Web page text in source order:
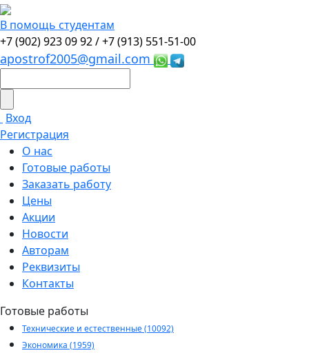
В помощь студентам
+7 (902) 923 09 92 /+7 (913) 551-51-00
apostrof2005@gmail.com
Вход
Регистрация
О нас
Готовые работы
Заказать работу
Цены
Акции
Новости
Авторам
Реквизиты
Контакты
Готовые работы
Технические и естественные (10092)
Экономика (1959)